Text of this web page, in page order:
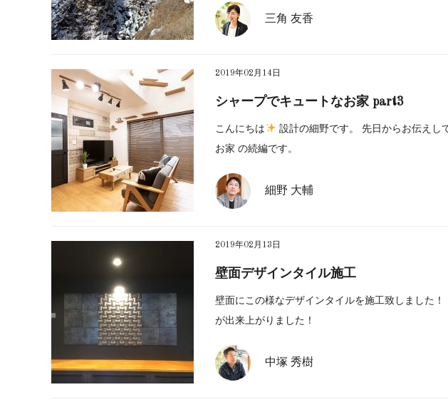
三角 友香
2019年02月14日
シャープでキュートなお家 part3
こんにちは
設計の細野です。 先日からお伝えし
お家 の続編です。
細野 大輔
2019年02月13日
壁面デザインタイル施工
壁面にこの様なデザインタイルを施工致しました
が出来上がりました！
中塚 秀樹